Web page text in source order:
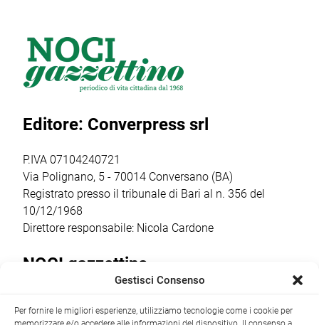
firmato Cantine
Barsento che
venerdì 17 luglio,
a partire dalle ore
trasformerà gli
cantina […]
reparto Orione del
gruppo Scout
Putignano 1, per
parlare di guerra
comunità
ricorrenza ha […]
Editore: Converpress srl
P.IVA 07104240721
Via Polignano, 5 - 70014 Conversano (BA)
Registrato presso il tribunale di Bari al n. 356 del
10/12/1968
Direttore responsabile: Nicola Cardone
NOCI gazzettino
+39 080 4979274|info@nocigazzettino.it Contatti|
Gestisci Consenso
Per fornire le migliori esperienze, utilizziamo tecnologie come i cookie per